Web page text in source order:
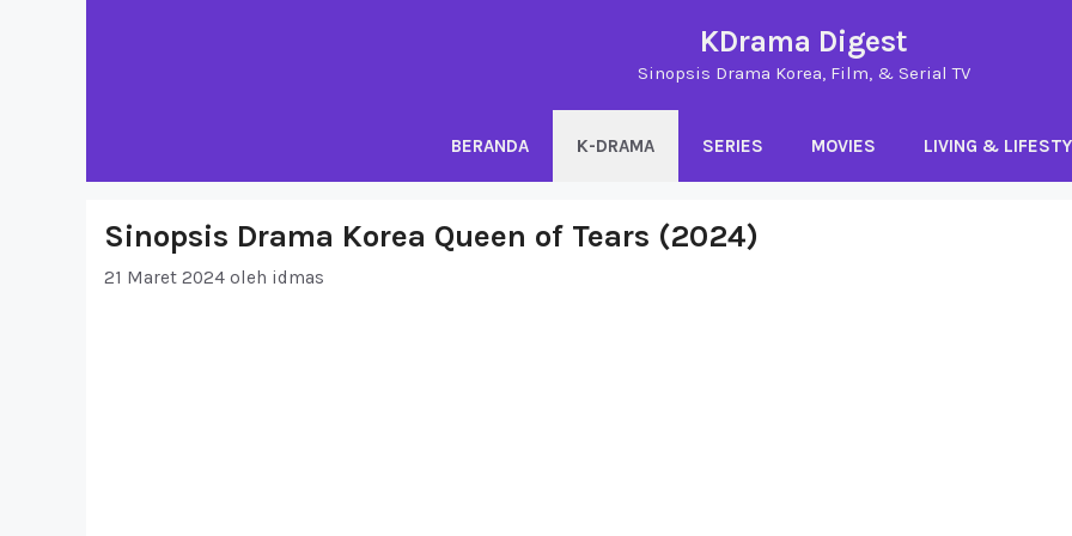
KDrama Digest
Sinopsis Drama Korea, Film, & Serial TV
BERANDA K-DRAMA SERIES MOVIES LIVING &
Sinopsis Drama Korea Queen of Tears (2024)
21 Maret 2024 oleh idmas